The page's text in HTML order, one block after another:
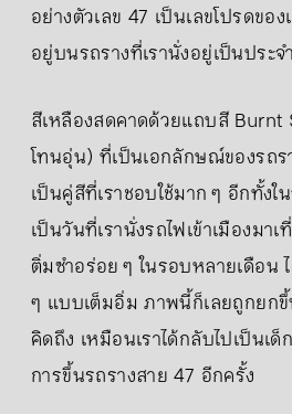
อย่างตัวเลข 47 เป็นเลขโปรดขอ
อยู่บนรถรางที่เรานั่งอยู่เป็นประ
สีเหลืองสดคาดด้วยแถบสี Burnt
โทนอุ่น) ที่เป็นเอกลักษณ์ของรถร
เป็นคู่สีที่เราชอบใช้มาก ๆ อีกทั้ง
เป็นวันที่เรานั่งรถไฟเข้าเมืองมา
ติ่มซำอร่อย ๆ ในรอบหลายเดือน
ๆ แบบเต็มอิ่ม ภาพนี้ก็เลยถูกยก
คิดถึง เหมือนเราได้กลับไปเป็นเ
การขึ้นรถรางสาย 47 อีกครั้ง